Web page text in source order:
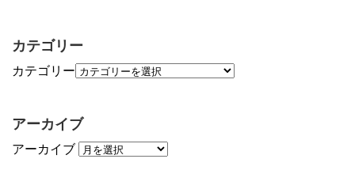
カテゴリー
カテゴリー
アーカイブ
アーカイブ